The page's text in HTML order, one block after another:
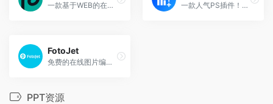
一款基于WEB的在线Photoshop图片编辑工具，拥有与Photoshop一样功能 一款人气PS插件！可快速生成各类图表及UI控件
FotoJet
免费的在线图片编辑器，拼图软件和平面设计软件。你可以用它轻松地编辑照片，创作拼图和设计图片。
PPT资源